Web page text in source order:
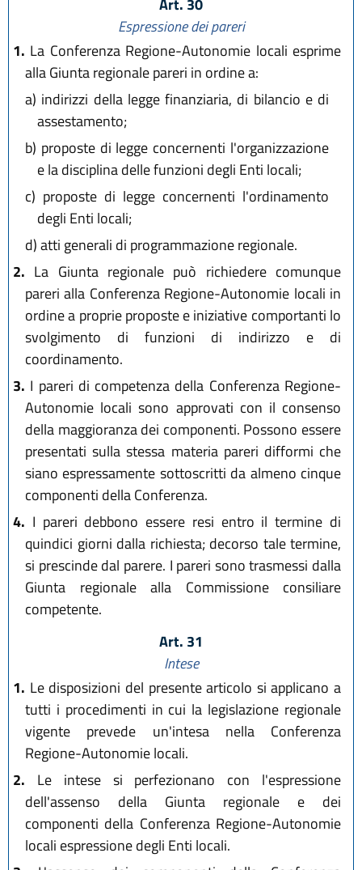
Art. 30
Espressione dei pareri
1. La Conferenza Regione-Autonomie locali esprime
alla Giunta regionale pareri in ordine a:
a) indirizzi della legge finanziaria, di bilancio e di
assestamento;
b) proposte di legge concernenti l'organizzazione
e la disciplina delle funzioni degli Enti locali;
c) proposte di legge concernenti l'ordinamento
degli Enti locali;
d)atti generali di programmazione regionale.
2. La Giunta regionale può richiedere comunque
pareri alla Conferenza Regione-Autonomie locali in
ordine a proprie proposte e iniziative comportanti lo
svolgimento di funzioni di indirizzo e di
coordinamento.
3. I pareri di competenza della Conferenza Regione-
Autonomie locali sono approvati con il consenso
della maggioranza dei componenti. Possono essere
presentati sulla stessa materia pareri difformi che
siano espressamente sottoscritti da almeno cinque
componenti della Conferenza.
4. I pareri debbono essere resi entro il termine di
quindici giorni dalla richiesta; decorso tale termine,
si prescinde dal parere. I pareri sono trasmessi dalla
Giunta regionale alla Commissione consiliare
competente.
Art. 31
Intese
1. Le disposizioni del presente articolo si applicano a
tutti i procedimenti in cui la legislazione regionale
vigente prevede un'intesa nella Conferenza
Regione-Autonomie locali.
2. Le intese si perfezionano con l'espressione
dell'assenso della Giunta regionale e dei
componenti della Conferenza Regione-Autonomie
locali espressione degli Enti locali.